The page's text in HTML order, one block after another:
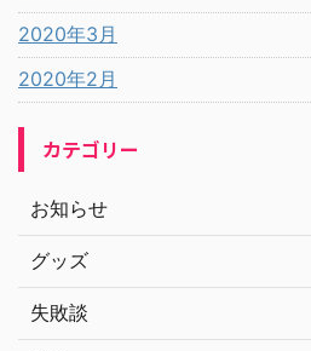
2020年3月
2020年2月
カテゴリー
お知らせ
グッズ
失敗談